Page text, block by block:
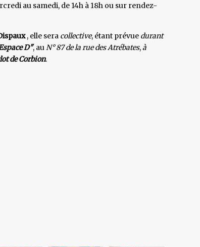
au samedi, de 14h à 18h ou sur rendez-
, elle sera collective, étant prévue durant
D", auN° 87 de la rue des Atrébates,à
de Corbion.